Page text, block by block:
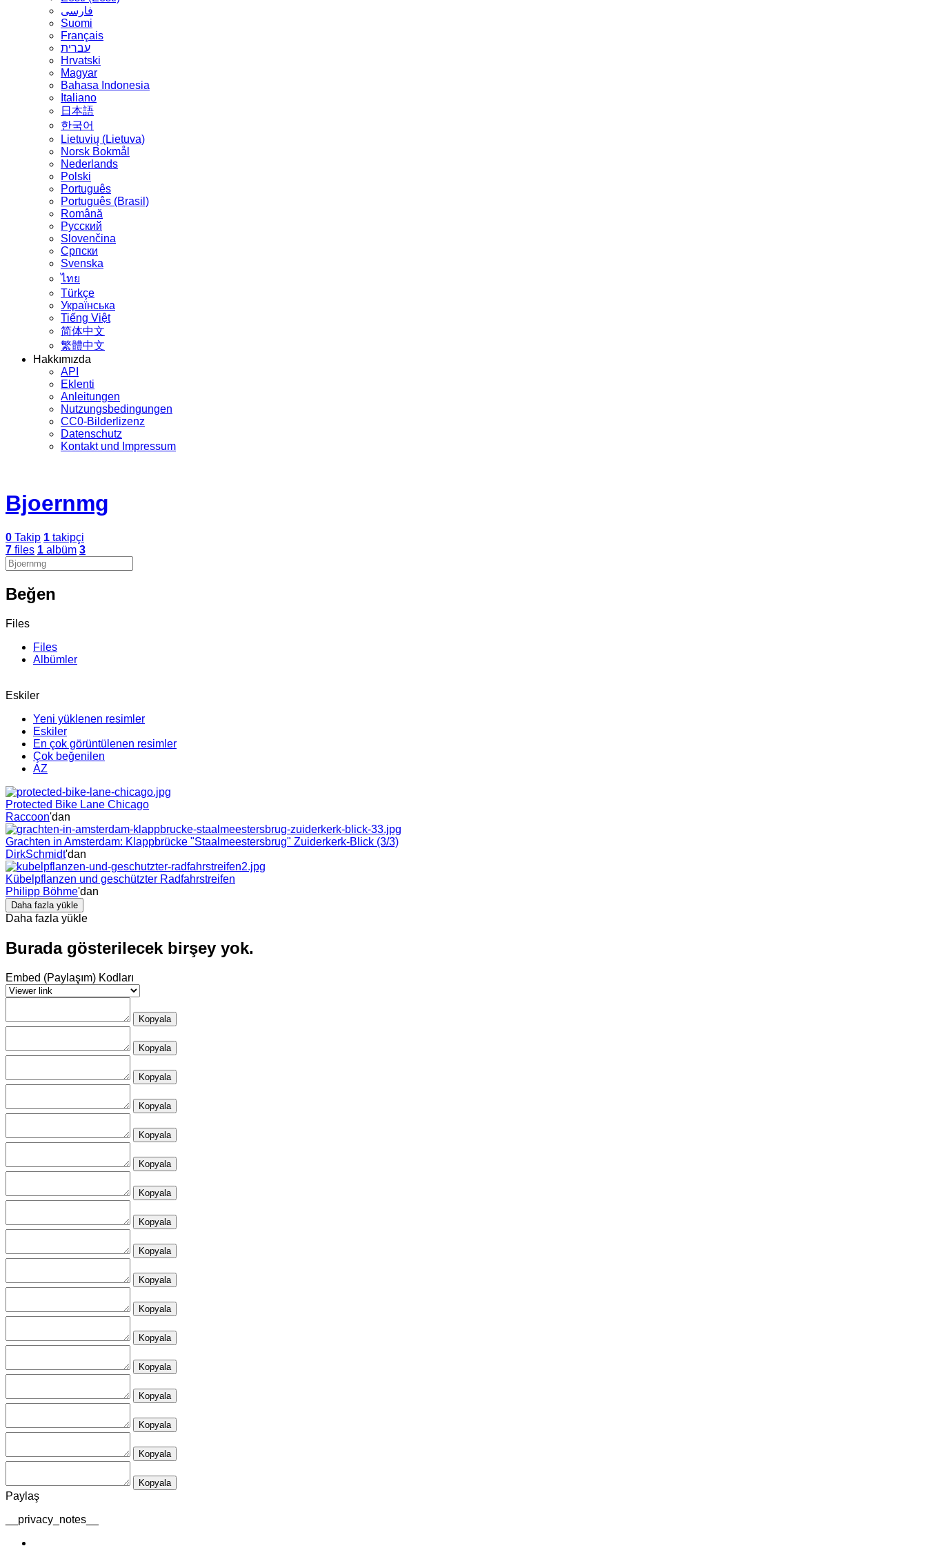
فارسی
Suomi
Français
עברית
Hrvatski
Magyar
Bahasa Indonesia
Italiano
日本語
한국어
Lietuvių (Lietuva)
‪Norsk Bokmål‬
Nederlands
Polski
Português
Português (Brasil)
Română
Русский
Slovenčina
Српски
Svenska
ไทย
Türkçe
Українська
Tiếng Việt
简体中文
繁體中文
Hakkımızda
API
Eklenti
Anleitungen
Nutzungsbedingungen
CC0-Bilderlizenz
Datenschutz
Kontakt und Impressum
Bjoernmg
0 Takip 1 takipçi
7 files 1 albüm 3
Beğen
Files
Files
Albümler
Eskiler
Yeni yüklenen resimler
Eskiler
En çok görüntülenen resimler
Çok beğenilen
AZ
Protected Bike Lane Chicago
Raccoon'dan
Grachten in Amsterdam: Klappbrücke "Staalmeestersbrug" Zuiderkerk-Blick (3/3)
DirkSchmidt'dan
Kübelpflanzen und geschützter Radfahrstreifen
Philipp Böhme'dan
Daha fazla yükle
Daha fazla yükle
Burada gösterilecek birşey yok.
Embed (Paylaşım) Kodları
Kopyala
Kopyala
Kopyala
Kopyala
Kopyala
Kopyala
Kopyala
Kopyala
Kopyala
Kopyala
Kopyala
Kopyala
Kopyala
Kopyala
Kopyala
Kopyala
Kopyala
Paylaş
__privacy_notes__